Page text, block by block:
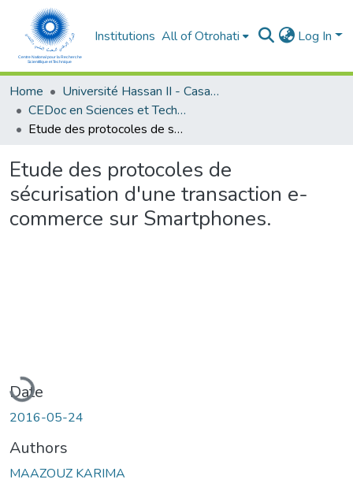
Institutions All of Otrohati Log In
Home
Université Hassan II - Casablanca
CEDoc en Sciences et Techniques et Sciences Médicales (CED -STSM)
Etude des protocoles de sécurisation d'une transaction e-commerce sur Smartphones.
Etude des protocoles de
sécurisation d'une transaction e-
commerce sur Smartphones.
Date
2016-05-24
Authors
MAAZOUZ KARIMA